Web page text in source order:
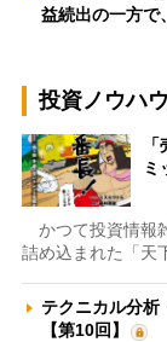
益続出の一方
投資ノウハ
ミ
かつて投資情報
詰め込まれた「天
テクニカル分
【第10回】